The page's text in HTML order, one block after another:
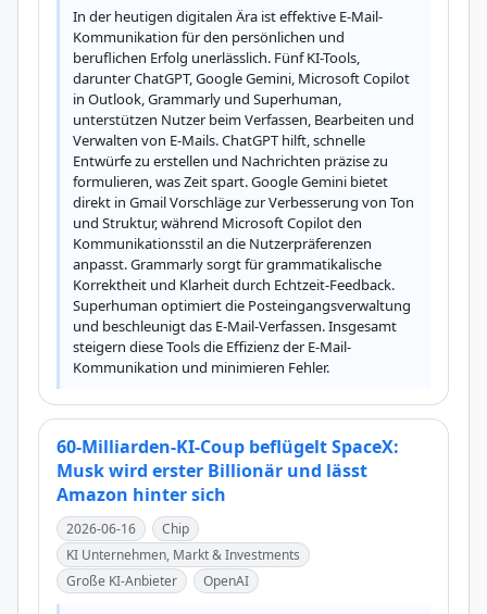
In der heutigen digitalen Ära ist effektive E-Mail-
Kommunikation für den persönlichen und
beruflichen Erfolg unerlässlich. Fünf KI-Tools,
darunter ChatGPT, Google Gemini, Microsoft Copilot
in Outlook, Grammarly und Superhuman,
unterstützen Nutzer beim Verfassen, Bearbeiten und
Verwalten von E-Mails. ChatGPT hilft, schnelle
Entwürfe zu erstellen und Nachrichten präzise zu
formulieren, was Zeit spart. Google Gemini bietet
direkt in Gmail Vorschläge zur Verbesserung von Ton
und Struktur, während Microsoft Copilot den
Kommunikationsstil an die Nutzerpräferenzen
anpasst. Grammarly sorgt für grammatikalische
Korrektheit und Klarheit durch Echtzeit-Feedback.
Superhuman optimiert die Posteingangsverwaltung
und beschleunigt das E-Mail-Verfassen. Insgesamt
steigern diese Tools die Effizienz der E-Mail-
Kommunikation und minimieren Fehler.
60-Milliarden-KI-Coup beflügelt SpaceX:
Musk wird erster Billionär und lässt
Amazon hinter sich
2026-06-16
Chip
KI Unternehmen, Markt & Investments
Große KI-Anbieter
OpenAI